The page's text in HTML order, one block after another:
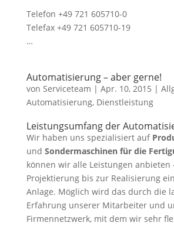
Telefon +49 721 605710-0
Telefax +49 721 605710-19
…
Automatisierung – aber gerne!
von Serviceteam | Apr. 10, 2015 |
Automatisierung, Dienstleistung
Leistungsumfang der
Wir haben uns spezialisiert auf
und Sondermaschinen für die
können wir alle Leistungen anbieten
Projektierung bis zur Realisierung
Anlage. Möglich wird das durch die
Erfahrung unserer Mitarbeiter und
Firmennetzwerk, mit dem wir sehr